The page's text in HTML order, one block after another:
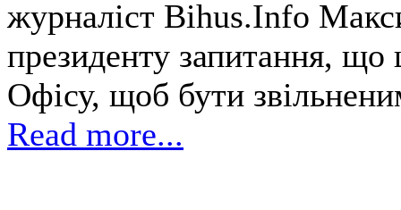
журналіст Bihus.Info
президенту запитання,
Офісу, щоб бути
Read more...